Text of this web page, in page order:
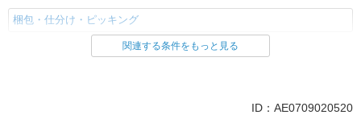
梱包・仕分け・ピッキング
同じ雇用形態から三ノ宮(ＪＲ)駅の求人を探す
関連する条件をもっと見る
ID：AE0709020520